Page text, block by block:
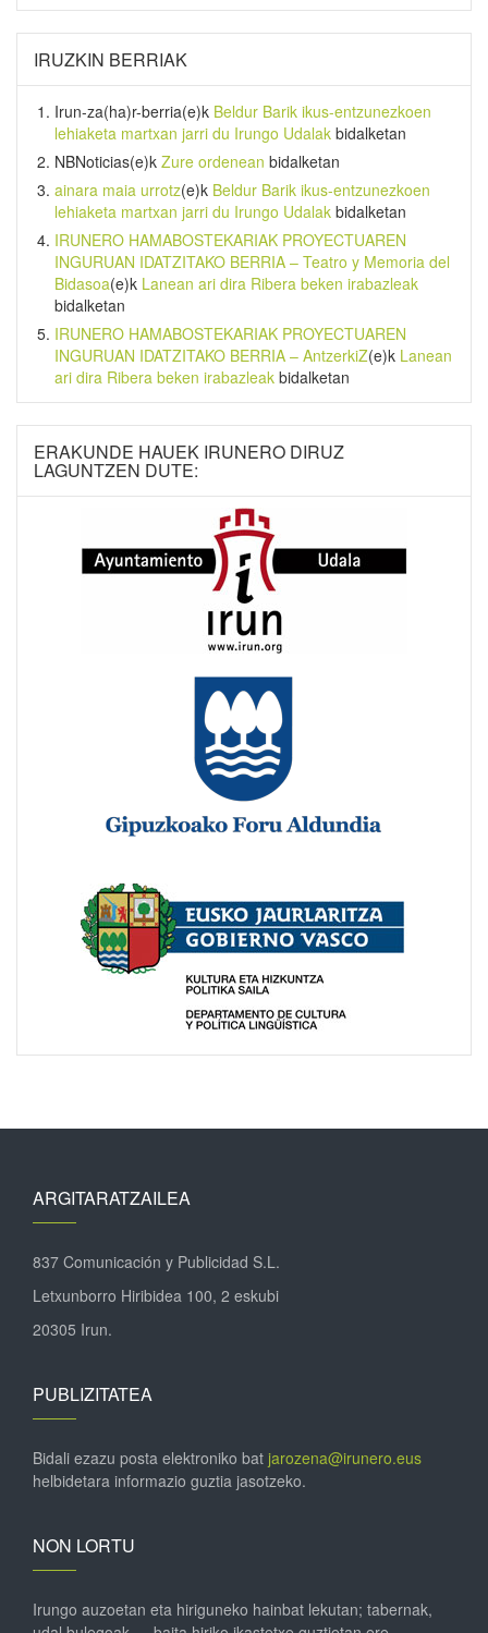
IRUZKIN BERRIAK
Irun-za(ha)r-berria(e)k Beldur Barik ikus-entzunezkoen
lehiaketa martxan jarri du Irungo Udalak bidalketan
NBNoticias(e)k Zure ordenean bidalketan
ainara maia urrotz(e)k Beldur Barik ikus-entzunezkoen
lehiaketa martxan jarri du Irungo Udalak bidalketan
IRUNERO HAMABOSTEKARIAK PROYECTUAREN
INGURUAN IDATZITAKO BERRIA – Teatro y Memoria del
Bidasoa(e)k Lanean ari dira Ribera beken irabazleak
bidalketan
IRUNERO HAMABOSTEKARIAK PROYECTUAREN
INGURUAN IDATZITAKO BERRIA – AntzerkiZ(e)k Lanean
ari dira Ribera beken irabazleak bidalketan
ERAKUNDE HAUEK IRUNERO DIRUZ
LAGUNTZEN DUTE:
ARGITARATZAILEA
837 Comunicación y Publicidad S.L.
Letxunborro Hiribidea 100, 2 eskubi
20305 Irun.
PUBLIZITATEA
Bidali ezazu posta elektroniko bat jarozena@irunero.eus
helbidetara informazio guztia jasotzeko.
NON LORTU
Irungo auzoetan eta hiriguneko hainbat lekutan; tabernak,